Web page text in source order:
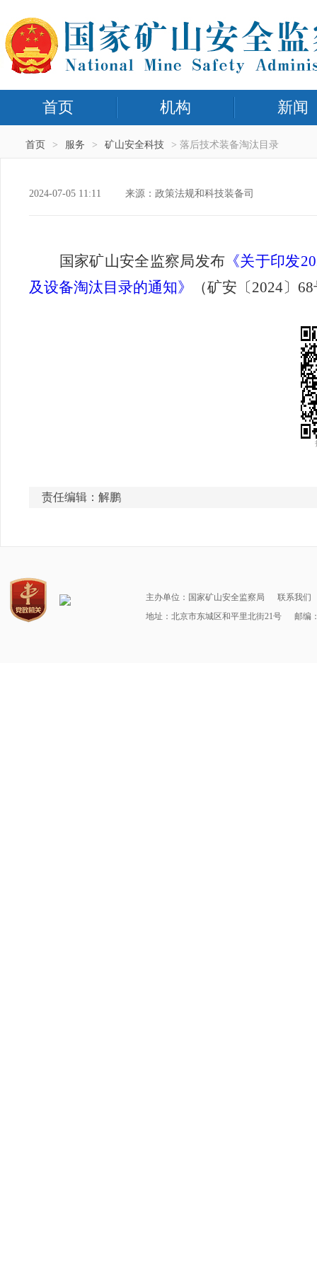
首页 机构 新闻
首页 > 服务 > 矿山安全科技 > 落后技术装备淘汰目录
2024-07-05 11:11 来源：政策法规和科技装备司
国家矿山安全监察局发布 《关于印发
及设备淘汰目录的通知》
（矿安〔2024〕 68
责任编辑：解鹏
主办单位：国家矿山安全监察局
联系我们
地址：北京市东城区和平里北街21号
邮编